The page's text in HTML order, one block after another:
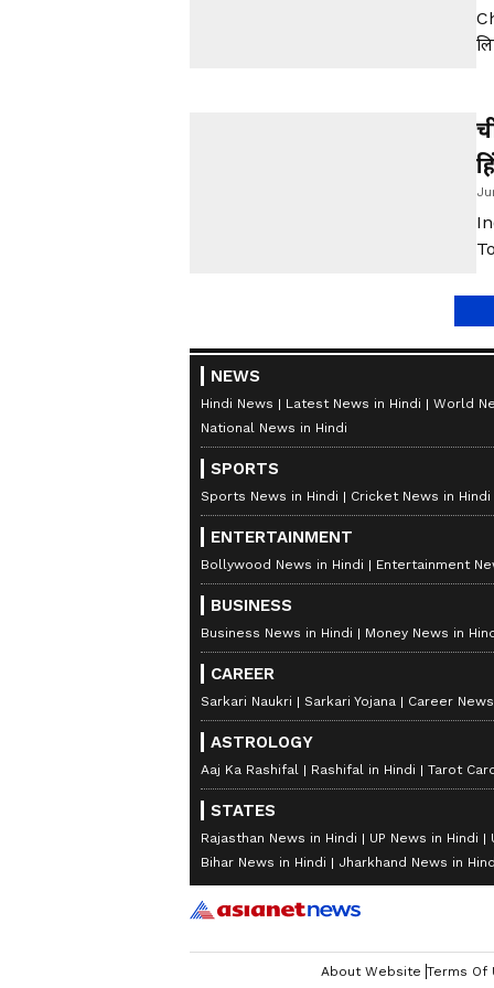
NEWS
Hindi News Latest News in Hindi World
National News in Hindi
SPORTS
Sports News in Hindi Cricket News in Hindi
ENTERTAINMENT
Bollywood News in Hindi Entertainment
BUSINESS
Business News in Hindi Money News in
CAREER
Sarkari Naukri Sarkari Yojana Career
ASTROLOGY
Aaj Ka Rashifal Rashifal in Hindi Tarot
STATES
Rajasthan News in Hindi UP News in Hindi
Bihar News in Hindi
Jharkhand News in
About Website Terms Of